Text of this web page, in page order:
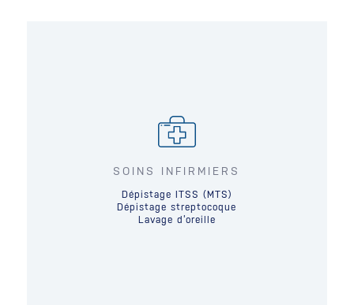
SOINS INFIRMIERS
Dépistage ITSS (MTS)
Dépistage streptocoque
Lavage d’oreille